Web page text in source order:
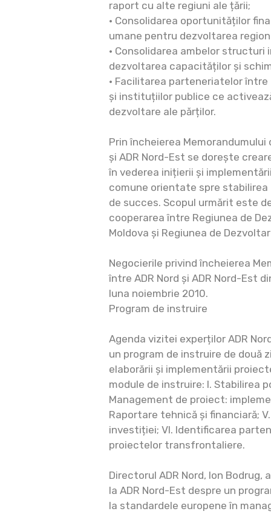
raport cu alte regiuni ale țării;
• Consolidarea oportunităților
umane pentru dezvoltarea
• Consolidarea ambelor
dezvoltarea capacităților și
• Facilitarea parteneriatelor
și instituțiilor publice ce
dezvoltare ale părților.
Prin încheierea Memorandumului
și ADR Nord-Est se dorește
în vederea inițierii și
comune orientate spre stabilirea
de succes. Scopul urmărit este
cooperarea între Regiunea de
Moldova și Regiunea de
Negocierile privind încheierea
între ADR Nord și ADR Nord-Est
luna noiembrie 2010.
Program de instruire
Agenda vizitei experților ADR
un program de instruire de două
elaborării și implementării
module de instruire: I. Stabilirea
Management de proiect:
Raportare tehnică și financiară;
investiției; VI. Identificarea
proiectelor transfrontaliere.
Directorul ADR Nord, Ion
la ADR Nord-Est despre un
la standardele europene în